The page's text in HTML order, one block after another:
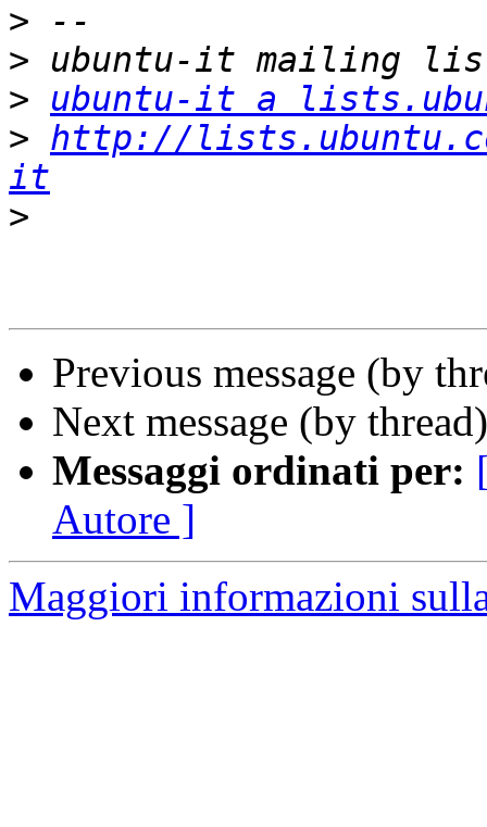
>
>
>
ubuntu-it a
> http://
it
>
Previous message (by
Next message (by
Messaggi ordinati per:
Autore ]
Maggiori informazioni